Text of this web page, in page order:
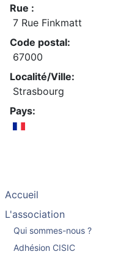
Rue :
7 Rue Finkmatt
Code postal:
67000
Localité/Ville:
Strasbourg
Pays:
Accueil
L'association
Qui sommes-nous ?
Adhésion CISIC